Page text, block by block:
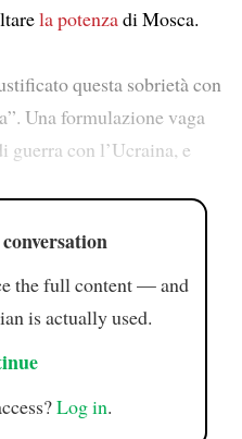
la potenzadi Mosca.
questa sobrietà con
Una formulazione vaga
guerra con l’Ucraina, e
the full content — and
is actually used.
Log in.